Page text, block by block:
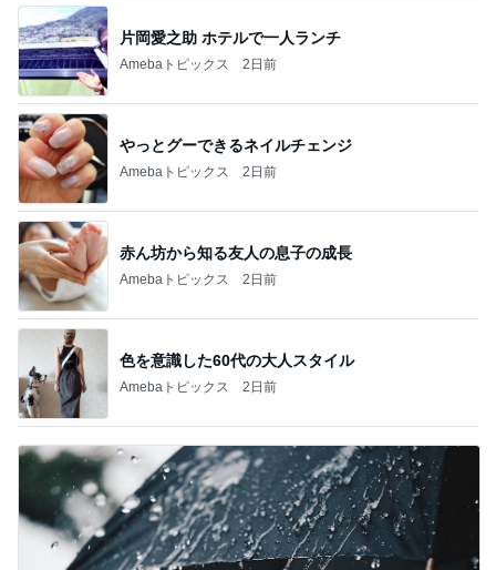
片岡愛之助 ホテルで一人ランチ
Amebaトピックス 2日前
やっとグーできるネイルチェンジ
Amebaトピックス 2日前
赤ん坊から知る友人の息子の成長
Amebaトピックス 2日前
色を意識した60代の大人スタイル
Amebaトピックス 2日前